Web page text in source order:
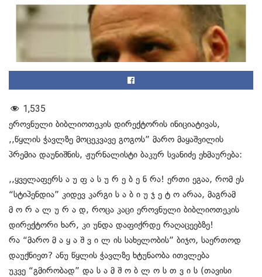
1,535
ეროვნული ბიბლიოთეკის დირექტორის ინიციატივას,
,,წყლის ჭავლზე მოცეკვავე გოგოს” მარო მაყაშვილის
პრემია დაუნიშნის, ჟურნალისტი ბაკურ სვანიძე ეხმაურება:
,,ყველაფერს ა უ ფ ა ს უ რ ე ბ ე ნ რა! ერთი ეგაა, რომ ეს
“სტიპენდია” კიდევ კარგი ს ა ბ ი უ ჯ ე ტ ო არაა, მაგრამ
მ ო რ ა ლ უ რ ა დ, როცა კაცი ეროვნული ბიბლიოთეკის
დირექტორი ხარ, კი უნდა დაფიქრდე რაღაცეებზე!
რა “მარო მ ა ყ ა შ ვ ი ლ ის სახელობის” ბიჯო, საერთოდ
დაუქნიეთ? ანუ წყლის ჭავლზე ხტუნაობა ითვლება
უკვე “გმირობად” და ს ა მ შ ო ბ ლ ო ს თ ვ ი ს (თავისი